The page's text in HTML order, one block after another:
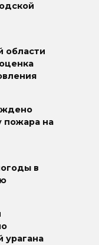
области
пожара на
в
урагана